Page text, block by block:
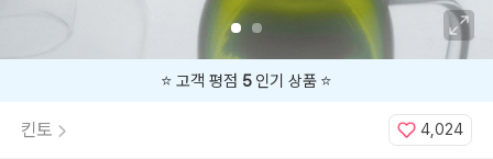
⭐️ 고객 평점 5인기 상품 ⭐️
킨토 4,024